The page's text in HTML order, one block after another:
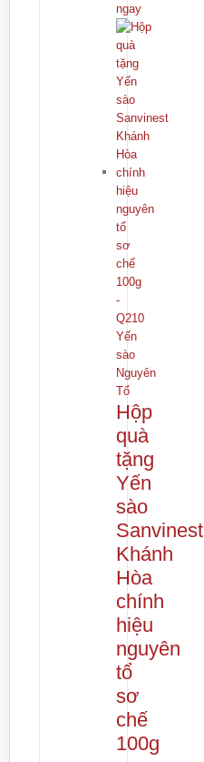
ngay
Yến
sào
Nguyên
Tổ
Hộp
quà
tặng
Yến
sào
Sanvinest
Khánh
Hòa
chính
hiệu
nguyên
tổ
sơ
chế
100g